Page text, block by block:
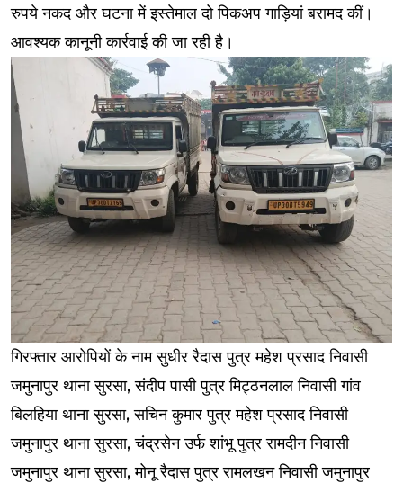
रुपये नकद और घटना में इस्तेमाल दो पिकअप गाड़ियां बरामद कीं।
आवश्यक कानूनी कार्रवाई की जा रही है।
गिरफ्तार आरोपियों के नाम सुधीर रैदास पुत्र महेश प्रसाद निवासी
जमुनापुर थाना सुरसा, संदीप पासी पुत्र मिट्ठनलाल निवासी गांव
बिलहिया थाना सुरसा, सचिन कुमार पुत्र महेश प्रसाद निवासी
जमुनापुर थाना सुरसा, चंद्रसेन उर्फ शांभू पुत्र रामदीन निवासी
जमुनापुर थाना सुरसा, मोनू रैदास पुत्र रामलखन निवासी जमुनापुर